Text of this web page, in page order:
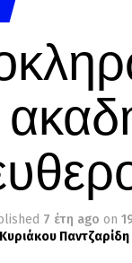
7 έτη ago on
Κυριάκου Παντζαρίδη